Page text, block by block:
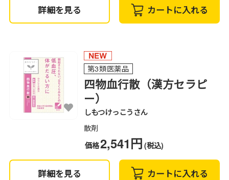
詳細を見る カートに入れる
第3類医薬品
四物血行散（漢方セラピ
ー）
しもつけっこうさん
散剤
価格2,541円 (税込)
詳細を見る カートに入れる